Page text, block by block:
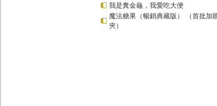
我是糞金龜，我愛吃大便
魔法糖果（暢銷典藏版） （首批加
夾）